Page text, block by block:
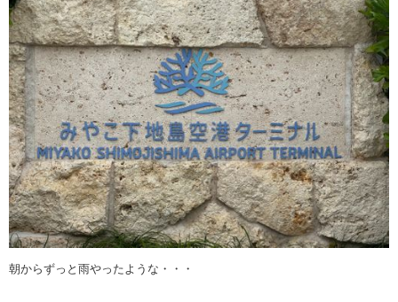
朝からずっと雨やったような・・・